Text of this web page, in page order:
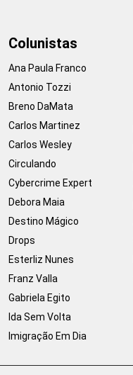
Colunistas
Ana Paula Franco
Antonio Tozzi
Breno DaMata
Carlos Martinez
Carlos Wesley
Circulando
Cybercrime Expert
Debora Maia
Destino Mágico
Drops
Esterliz Nunes
Franz Valla
Gabriela Egito
Ida Sem Volta
Imigração Em Dia